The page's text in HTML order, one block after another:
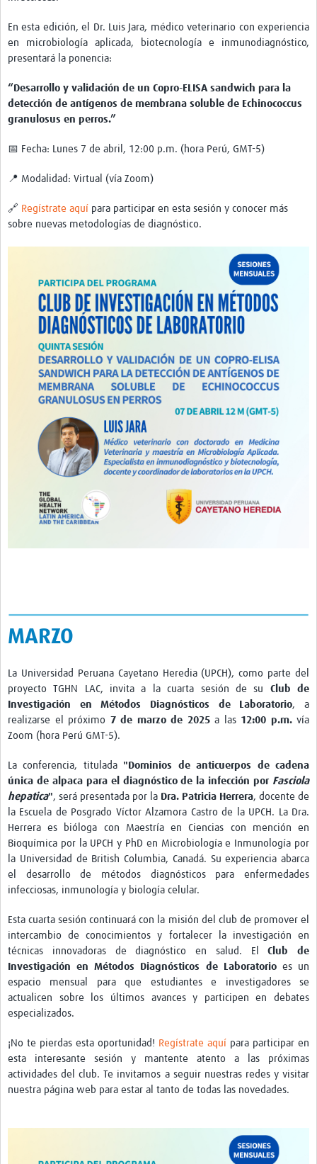
En esta edición, el Dr. Luis Jara, médico veterinario con experiencia
en microbiología aplicada, biotecnología e inmunodiagnóstico,
presentará la ponencia:
“Desarrollo y validación de un Copro-ELISA sandwich para la
detección de antígenos de membrana soluble de Echinococcus
granulosus en perros.”
📅 Fecha: Lunes 7 de abril, 12:00 p.m. (hora Perú, GMT-5)
📍 Modalidad: Virtual (vía Zoom)
🔗 Regístrate aquí para participar en esta sesión y conocer más
sobre nuevas metodologías de diagnóstico.
MARZO
La Universidad Peruana Cayetano Heredia (UPCH), como parte del
proyecto TGHN LAC, invita a la cuarta sesión de su Club de
Investigación en Métodos Diagnósticos de Laboratorio, a
realizarse el próximo 7 de marzo de 2025a las 12:00 p.m.vía
Zoom (hora Perú GMT-5).
La conferencia, titulada "Dominios de anticuerpos de cadena
única de alpaca para el diagnóstico de la infección por Fasciola
hepatica", será presentada por la Dra. Patricia Herrera, docente de
la Escuela de Posgrado Víctor Alzamora Castro de la UPCH. La Dra.
Herrera es bióloga con Maestría en Ciencias con mención en
Bioquímica por la UPCH y PhD en Microbiología e Inmunología por
la Universidad de British Columbia, Canadá. Su experiencia abarca
el desarrollo de métodos diagnósticos para enfermedades
infecciosas, inmunología y biología celular.
Esta cuarta sesión continuará con la misión del club de promover el
intercambio de conocimientos y fortalecer la investigación en
técnicas innovadoras de diagnóstico en salud. ElClub de
Investigación en Métodos Diagnósticos de Laboratorioes un
espacio mensual para que estudiantes e investigadores se
actualicen sobre los últimos avances y participen en debates
especializados.
¡No te pierdas esta oportunidad! Regístrate aquí para participar en
esta interesante sesión y mantente atento a las próximas
actividades del club. Te invitamos a seguir nuestras redes y visitar
nuestra página web para estar al tanto de todas las novedades.